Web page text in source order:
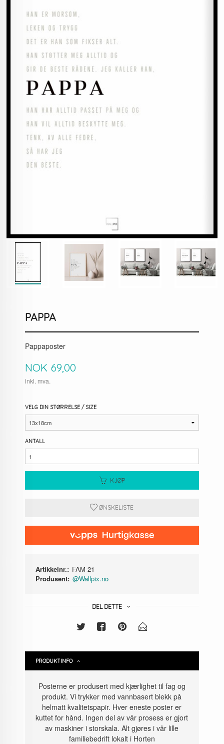
PAPPA
Pappaposter
Pris
NOK 69,00
inkl. mva.
VELG DIN STØRRELSE / SIZE
ANTALL
KJØP
ØNSKELISTE
Artikkelnr.: FAM 21
Produsent: @Wallpix.no
DEL DETTE
PRODUKTINFO
Posterne er produsert med kjærlighet til fag og
produkt. Vi trykker med vannbasert blekk på
helmatt kvalitetspapir. Hver eneste poster er
kuttet for hånd. Ingen del av vår prosess er gjort
av maskiner i storskala. Alt gjøres i vår lille
familiebedrift lokalt i Horten